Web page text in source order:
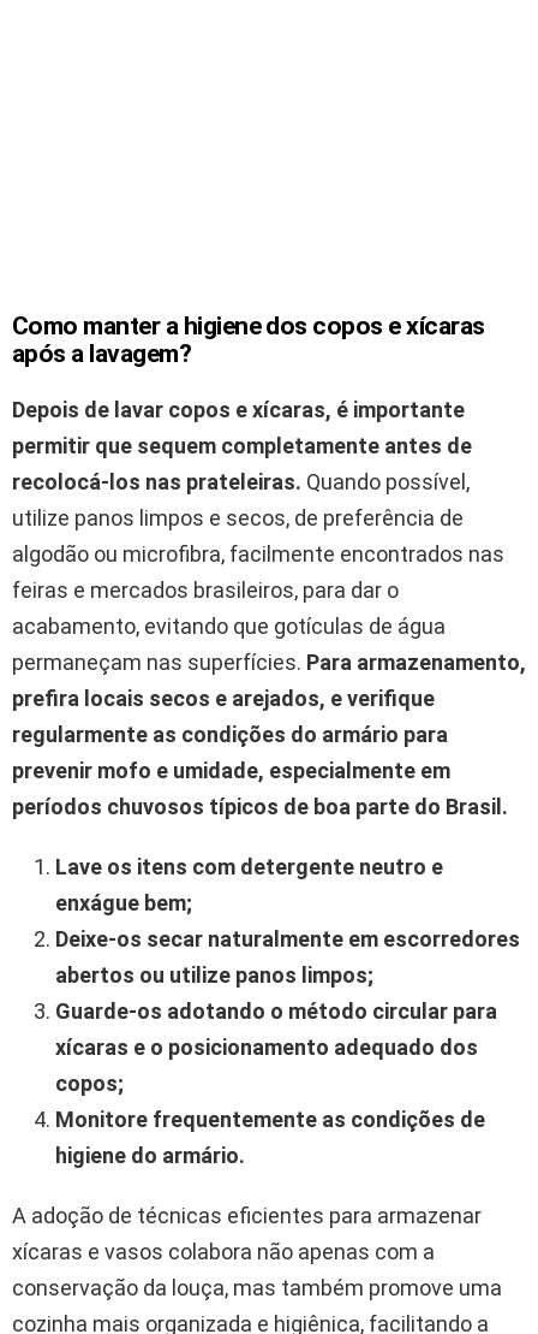
Como manter a higiene dos copos e xícaras
após a lavagem?
Depois de lavar copos e xícaras, é importante
permitir que sequem completamente antes de
recolocá-los nas prateleiras. Quando possível,
utilize panos limpos e secos, de preferência de
algodão ou microfibra, facilmente encontrados nas
feiras e mercados brasileiros, para dar o
acabamento, evitando que gotículas de água
permaneçam nas superfícies. Para armazenamento,
prefira locais secos e arejados, e verifique
regularmente as condições do armário para
prevenir mofo e umidade, especialmente em
períodos chuvosos típicos de boa parte do Brasil.
Lave os itens com detergente neutro e
enxágue bem;
Deixe-os secar naturalmente em escorredores
abertos ou utilize panos limpos;
Guarde-os adotando o método circular para
xícaras e o posicionamento adequado dos
copos;
Monitore frequentemente as condições de
higiene do armário.
A adoção de técnicas eficientes para armazenar
xícaras e vasos colabora não apenas com a
conservação da louça, mas também promove uma
cozinha mais organizada e higiênica, facilitando a